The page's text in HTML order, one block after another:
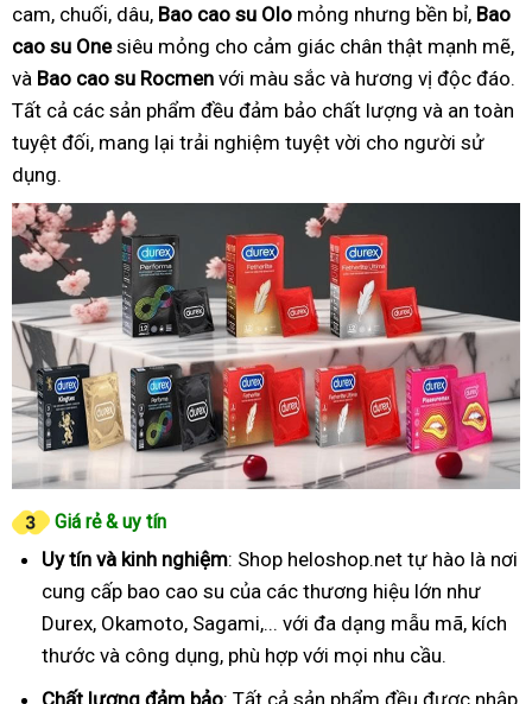
cam, chuối, dâu, Bao cao su Olo mỏng nhưng bền bỉ, Bao
cao su Onesiêu mỏng cho cảm giác chân thật mạnh mẽ,
và Bao cao su Rocmen với màu sắc và hương vị độc đáo.
Tất cả các sản phẩm đều đảm bảo chất lượng và an toàn
tuyệt đối, mang lại trải nghiệm tuyệt vời cho người sử
dụng.
Giá rẻ & uy tín
Uy tín và kinh nghiệm: Shop heloshop.net tự hào là nơi
cung cấp bao cao su của các thương hiệu lớn như
Durex, Okamoto, Sagami,... với đa dạng mẫu mã, kích
thước và công dụng, phù hợp với mọi nhu cầu.
Chất lượng đảm bảo: Tất cả sản phẩm đều được nhập